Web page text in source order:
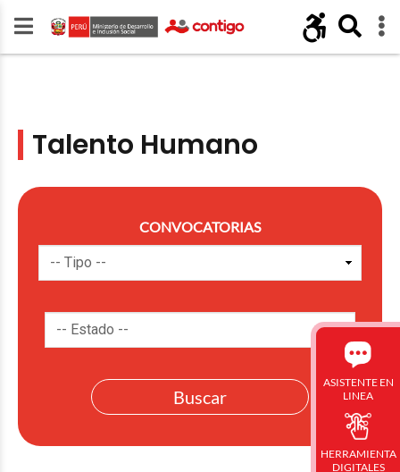
Talento Humano
CONVOCATORIAS
ASISTENTE EN
LINEA
HERRAMIENTA
DIGITALES